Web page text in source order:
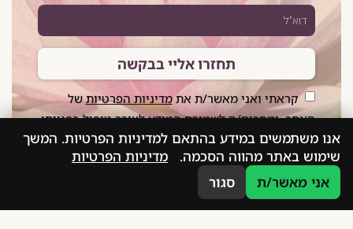
תחזרו אליי בבקשה
קראתי ואני מאשר/ת אתמדיניות הפרטיותשל
האתר, ומסכים/ה לשמירת המידע לצורך טיפול בפנייתי
(חובה)
אנו משתמשים במידע בהתאם למדיניות הפרטיות. המשך
שימוש באתר מהווה הסכמה. מדיניות הפרטיות
אני מאשר/ת
סגור